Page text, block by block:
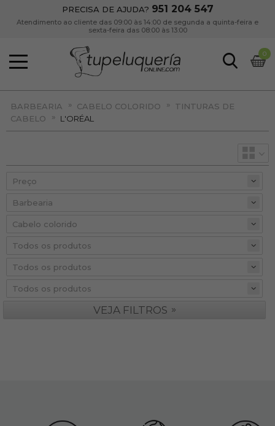
PRECISA DE AJUDA? 951 204 547
Atendimento ao cliente das 09:00 às 14:00 de segunda a quinta-feira e
sexta-feira das 08:00 às 13:00
0
BARBEARIA » CABELO COLORIDO » TINTURAS DE
CABELO
» L'ORÉAL
Preço
VEJA FILTROS »